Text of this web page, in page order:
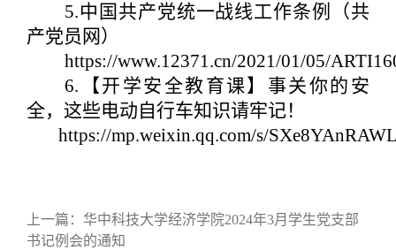
5.中国共产党统一战线工作条例（共
产党员网）
https://www.12371.cn/2021/01/05/
6. 【开学安全教育课】事关你的安
全，这些电动自行车知识请牢记！
https://mp.weixin.qq.com/s/
上一篇：华中科技大学经济学院2024年3月学生党支部
书记例会的通知